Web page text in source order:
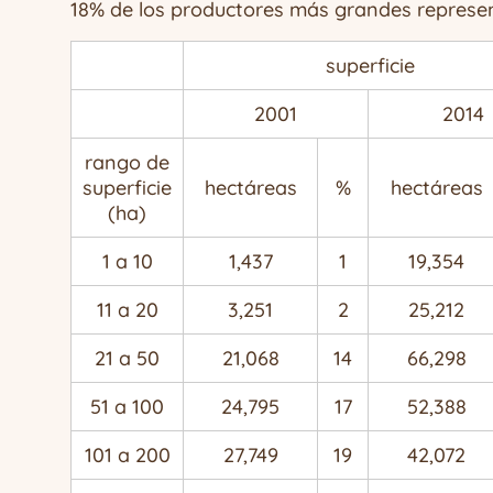
18% de los productores más grandes
superficie
2001
2014
rango de
superficie
(ha)
hectáreas % hectáreas
1 a 10 1,437 1
19,354
11 a 20
3,251 2
25,212
21 a 50
21,068 14
66,298
51 a 100
24,795 17
52,388
101 a 200
27,749 19
42,072